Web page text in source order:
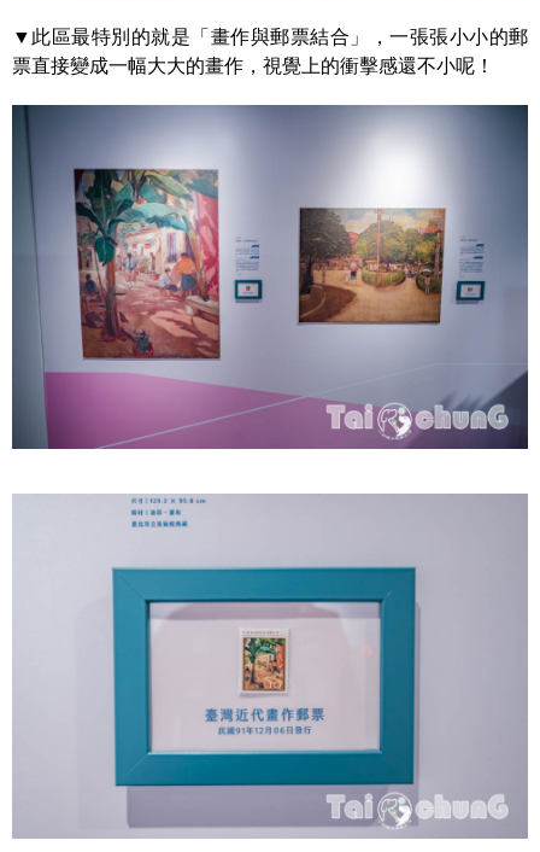
▼此區最特別的就是「畫作與郵票結合」，一張張小小的郵
票直接變成一幅大大的畫作，視覺上的衝擊感還不小呢！